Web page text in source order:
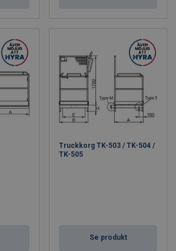
Truckkorg TK-503 / TK-504 /
TK-505
Se produkt